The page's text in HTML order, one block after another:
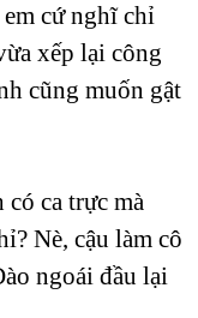
cứ nghĩ chỉ
xếp lại công
cũng muốn gật
có ca trực mà
Nè, cậu làm cô
ngoái đầu lại